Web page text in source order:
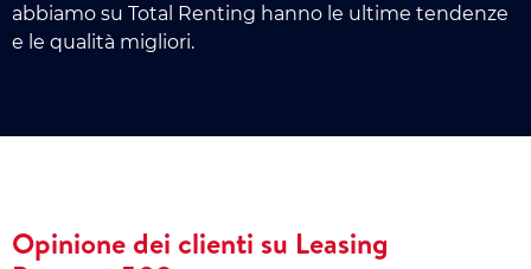
abbiamo su Total Renting hanno le ultime tendenze
e le qualità migliori.
Opinione dei clienti su Leasing